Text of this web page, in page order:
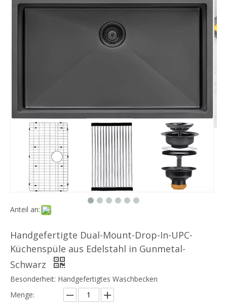
Anteil an:
Handgefertigte Dual-Mount-Drop-In-UPC-
Küchenspüle aus Edelstahl in Gunmetal-
Schwarz
Besonderheit: Handgefertigtes Waschbecken
Menge: